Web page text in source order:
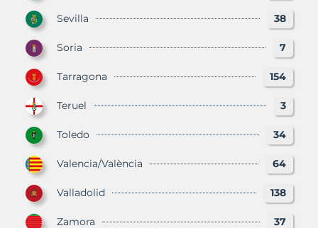
Sevilla 38
Soria 7
Tarragona 154
Teruel 3
Toledo 34
Valencia/València 64
Valladolid 138
Zamora 37